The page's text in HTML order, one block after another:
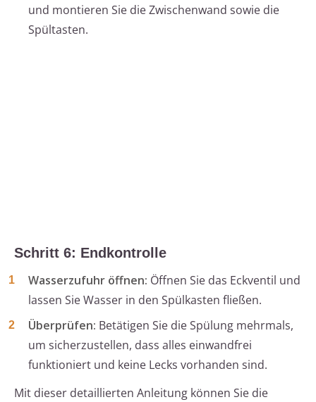
und montieren Sie die Zwischenwand sowie die
Spültasten.
Schritt 6: Endkontrolle
Wasserzufuhr öffnen: Öffnen Sie das Eckventil und
lassen Sie Wasser in den Spülkasten fließen.
Überprüfen: Betätigen Sie die Spülung mehrmals,
um sicherzustellen, dass alles einwandfrei
funktioniert und keine Lecks vorhanden sind.
Mit dieser detaillierten Anleitung können Sie die